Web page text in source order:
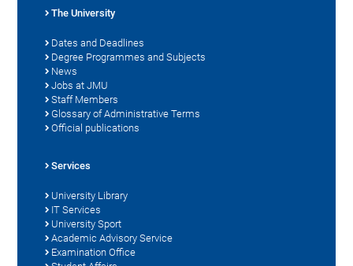
The University
Dates and Deadlines
Degree Programmes and Subjects
News
Jobs at JMU
Staff Members
Glossary of Administrative Terms
Official publications
Services
University Library
IT Services
University Sport
Academic Advisory Service
Examination Office